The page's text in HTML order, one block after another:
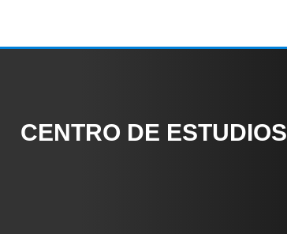
CENTRO DE ESTUDIOS